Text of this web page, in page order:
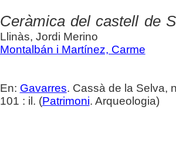
Ceràmica del castell de
Llinàs, Jordi Merino
Montalbán i Martínez, Carme
En: Gavarres. Cassà de la Selva,
101 : il. (Patrimoni. Arqueologia)